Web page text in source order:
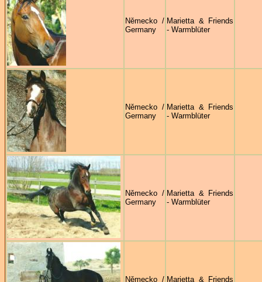
Německo /
Germany
Marietta & Friends
- Warmblüter
Německo /
Germany
Marietta & Friends
- Warmblüter
Německo /
Germany
Marietta & Friends
- Warmblüter
Německo / Marietta & Friends